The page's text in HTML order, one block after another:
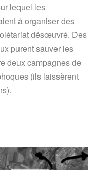
lequel les
à organiser des
désœuvré. Des
purent sauver les
deux campagnes de
(ils laissèrent